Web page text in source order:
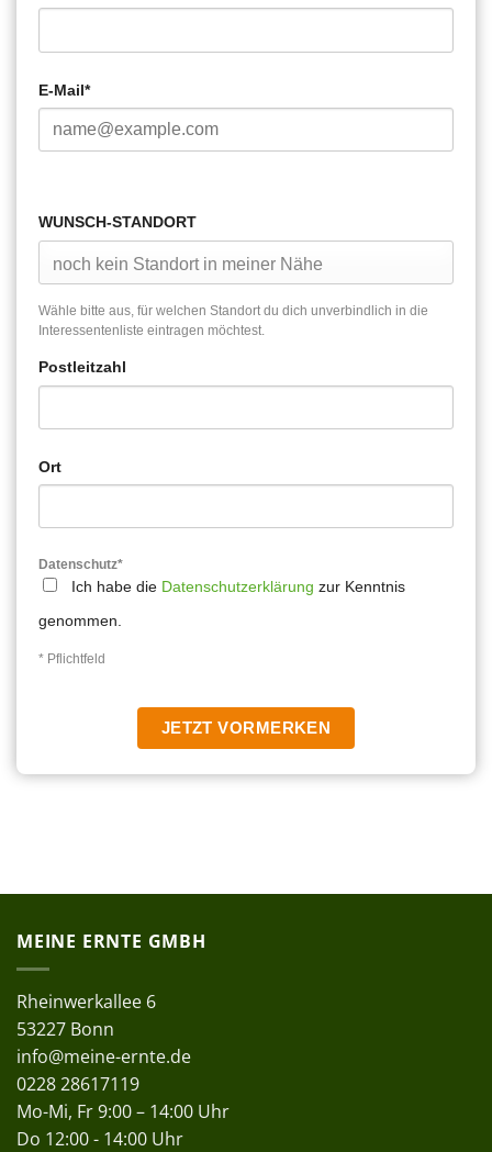
E-Mail*
WUNSCH-STANDORT
Wähle bitte aus, für welchen Standort du dich unverbindlich in die
Interessentenliste eintragen möchtest.
Postleitzahl
Ort
Datenschutz*
Ich habe die Datenschutzerklärung zur Kenntnis
genommen.
* Pflichtfeld
JETZT VORMERKEN
MEINE ERNTE GMBH
Rheinwerkallee 6
53227 Bonn
info@meine-ernte.de
0228 28617119
Mo-Mi, Fr 9:00 – 14:00 Uhr
Do 12:00 - 14:00 Uhr